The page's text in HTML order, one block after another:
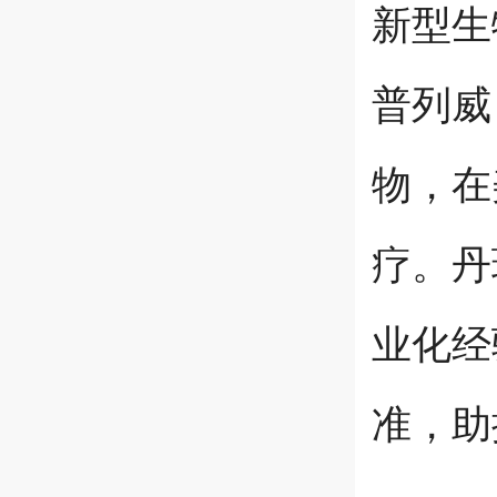
新型
普列
物，
疗。
业化
准，